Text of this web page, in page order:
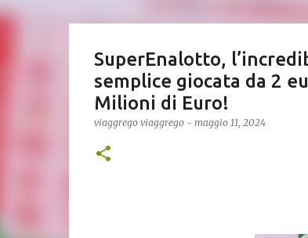
SuperEnalotto,
semplice giocata da 2
Milioni di Euro!
viaggrego viaggrego - maggio 11, 2024